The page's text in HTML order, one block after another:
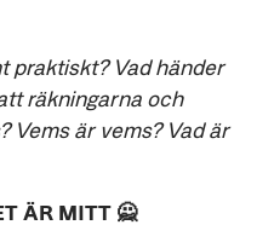
praktiskt? Vad händer
räkningarna och
Vems är vems? Vad är
ÄR MITT 🙅